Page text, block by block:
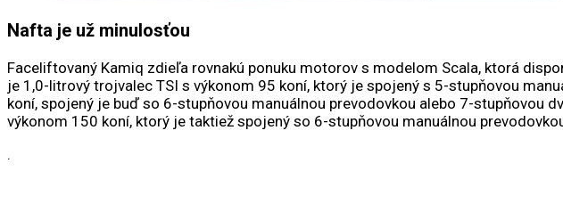
Nafta je už minulosťou
Faceliftovaný Kamiq zdieľa rovnakú ponuku motorov s modelom Scala, ktorá
je 1,0-litrový trojvalec TSI s výkonom 95 koní, ktorý je spojený s 5-stupňovou
koní, spojený je buď so 6-stupňovou manuálnou prevodovkou alebo 7-
výkonom 150 koní, ktorý je taktiež spojený so 6-stupňovou manuálnou
.